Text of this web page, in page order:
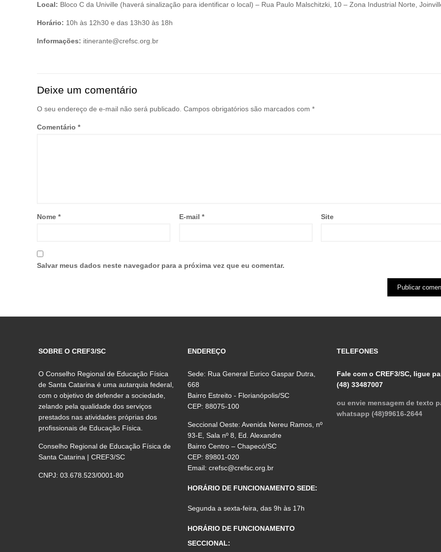
Local: Bloco C da Univille (haverá sinalização para identificar o local) – Rua Paulo Malschitzki, 10 – Zona Industrial Norte,
Horário: 10h às 12h30 e das 13h30 às 18h
Informações: itinerante@crefsc.org.br
Deixe um comentário
O seu endereço de e-mail não será publicado. Campos obrigatórios são marcados com *
Comentário *
Nome * E-mail * Site
Salvar meus dados neste navegador para a próxima vez que eu comentar.
SOBRE O CREF3/SC
O Conselho Regional de Educação Física
de Santa Catarina é uma autarquia federal,
com o objetivo de defender a sociedade,
zelando pela qualidade dos serviços
prestados nas atividades próprias dos
profissionais de Educação Física.
Conselho Regional de Educação Física de
Santa Catarina | CREF3/SC
CNPJ: 03.678.523/0001-80
ENDEREÇO
Sede: Rua General Eurico Gaspar Dutra,
668
Bairro Estreito - Florianópolis/SC
CEP: 88075-100
Seccional Oeste: Avenida Nereu Ramos, nº
93-E, Sala nº 8, Ed. Alexandre
Bairro Centro – Chapecó/SC
CEP: 89801-020
Email:crefsc@crefsc.org.br
HORÁRIO DE FUNCIONAMENTO SEDE:
Segunda a sexta-feira, das 9h às 17h
HORÁRIO DE FUNCIONAMENTO
SECCIONAL:
TELEFONES
Fale com o CREF3/SC, ligue
(48) 33487007
ou envie mensagem de texto
whatsapp (48)99616-2644